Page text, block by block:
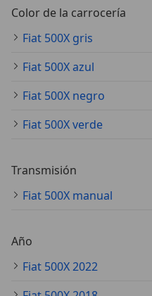
Color de la carrocería
Fiat 500X gris
Fiat 500X azul
Fiat 500X negro
Fiat 500X verde
Transmisión
Fiat 500X manual
Año
Fiat 500X 2022